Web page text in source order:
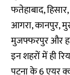
फतेहाबाद,
आगरा, कानपुर,
मुजफ्फरपुर और
इन शहरों में ही
पटना के 6 एयर